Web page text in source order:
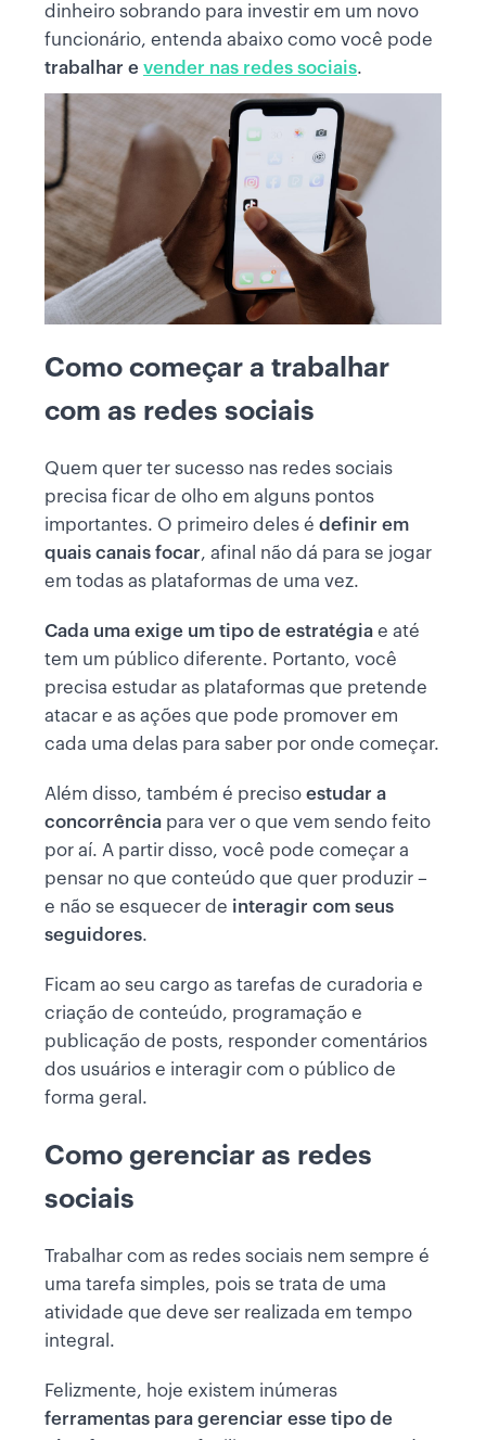
dinheiro sobrando para investir em um novo
funcionário, entenda abaixo como você pode
trabalhar e vender nas redes sociais.
Como começar a trabalhar
com as redes sociais
Quem quer ter sucesso nas redes sociais
precisa ficar de olho em alguns pontos
importantes. O primeiro deles é definir em
quais canais focar, afinal não dá para se jogar
em todas as plataformas de uma vez.
Cada uma exige um tipo de estratégia e até
tem um público diferente. Portanto, você
precisa estudar as plataformas que pretende
atacar e as ações que pode promover em
cada uma delas para saber por onde começar.
Além disso, também é preciso estudar a
concorrência para ver o que vem sendo feito
por aí. A partir disso, você pode começar a
pensar no que conteúdo que quer produzir –
e não se esquecer de interagir com seus
seguidores.
Ficam ao seu cargo as tarefas de curadoria e
criação de conteúdo, programação e
publicação de posts, responder comentários
dos usuários e interagir com o público de
forma geral.
Como gerenciar as redes
sociais
Trabalhar com as redes sociais nem sempre é
uma tarefa simples, pois se trata de uma
atividade que deve ser realizada em tempo
integral.
Felizmente, hoje existem inúmeras
ferramentas para gerenciar esse tipo de